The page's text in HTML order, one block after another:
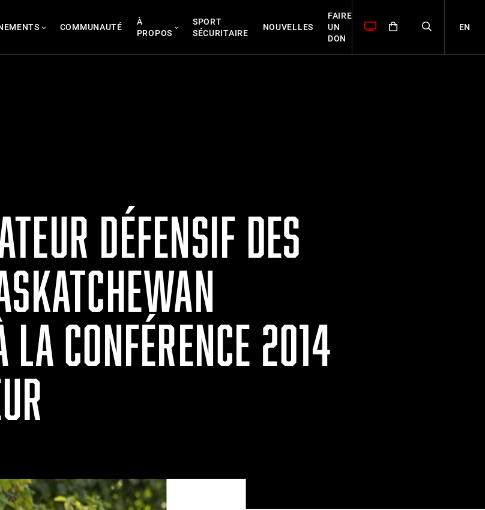
COMMUNAUTÉ
À
PROPOS
SPORT
SÉCURITAIRE
NOUVELLES
FAIRE
UN
DON
EN
DÉFENSIF DES
LA CONFÉRENCE 2014